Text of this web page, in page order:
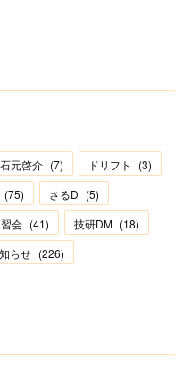
石元啓介 (7) ドリフト (3)
(75) さるD (5)
会 (41) 技研DM (18)
らせ (226)